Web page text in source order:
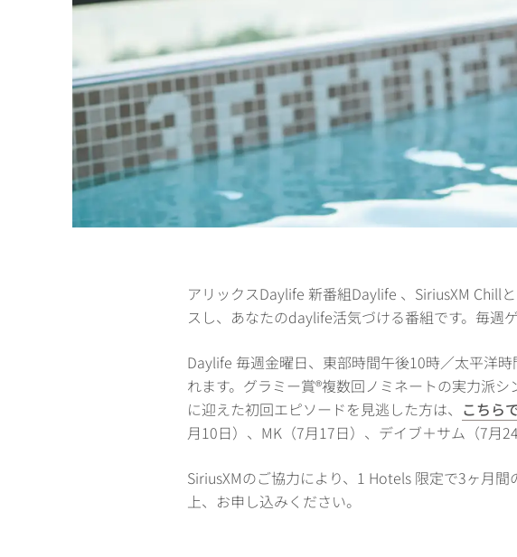
アリックスDaylife 新番組Daylife 、SiriusXM Chill
スし、あなたのdaylife活気づける番組です。毎週
Daylife 毎週金曜日、東部時間午後10時／太平洋
れます。グラミー賞®複数回ノミネートの実力派
に迎えた初回エピソードを見逃した方は、 こちら
月10日）、MK（7月17日）、デイブ＋サム（7月
SiriusXMのご協力により、1 Hotels 限定で3ヶ月
上、お申し込みください。